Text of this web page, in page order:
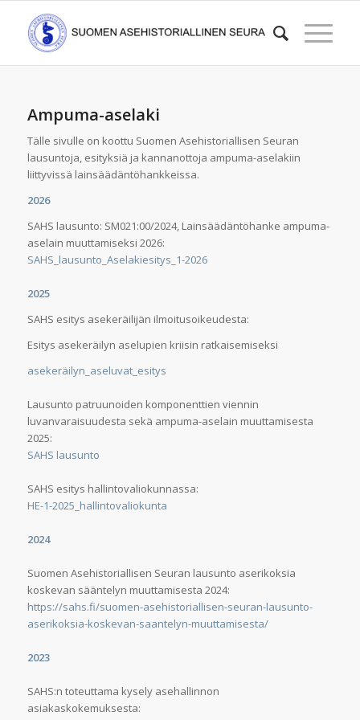
Ampuma-aselaki
Tälle sivulle on koottu Suomen Asehistoriallisen Seuran
lausuntoja, esityksiä ja kannanottoja ampuma-aselakiin
liittyvissä lainsäädäntöhankkeissa.
2026
SAHS lausunto: SM021:00/2024, Lainsäädäntöhanke ampuma-
aselain muuttamiseksi 2026:
SAHS_lausunto_Aselakiesitys_1-2026
2025
SAHS esitys asekeräilijän ilmoitusoikeudesta:
Esitys asekeräilyn aselupien kriisin ratkaisemiseksi
asekeräilyn_aseluvat_esitys
Lausunto patruunoiden komponenttien viennin
luvanvaraisuudesta sekä ampuma-aselain muuttamisesta
2025:
SAHS lausunto
SAHS esitys hallintovaliokunnassa:
HE-1-2025_hallintovaliokunta
2024
Suomen Asehistoriallisen Seuran lausunto aserikoksia
koskevan sääntelyn muuttamisesta 2024:
https://sahs.fi/suomen-asehistoriallisen-seuran-lausunto-
aserikoksia-koskevan-saantelyn-muuttamisesta/
2023
SAHS:n toteuttama kysely asehallinnon
asiakaskokemuksesta: